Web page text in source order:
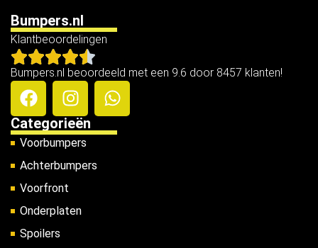
Bumpers.nl
Klantbeoordelingen
Bumpers.nl beoordeeld met een 9.6 door 8457 klanten!
Categorieën
Voorbumpers
Achterbumpers
Voorfront
Onderplaten
Spoilers